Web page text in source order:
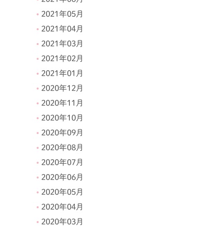
2021年05月
2021年04月
2021年03月
2021年02月
2021年01月
2020年12月
2020年11月
2020年10月
2020年09月
2020年08月
2020年07月
2020年06月
2020年05月
2020年04月
2020年03月